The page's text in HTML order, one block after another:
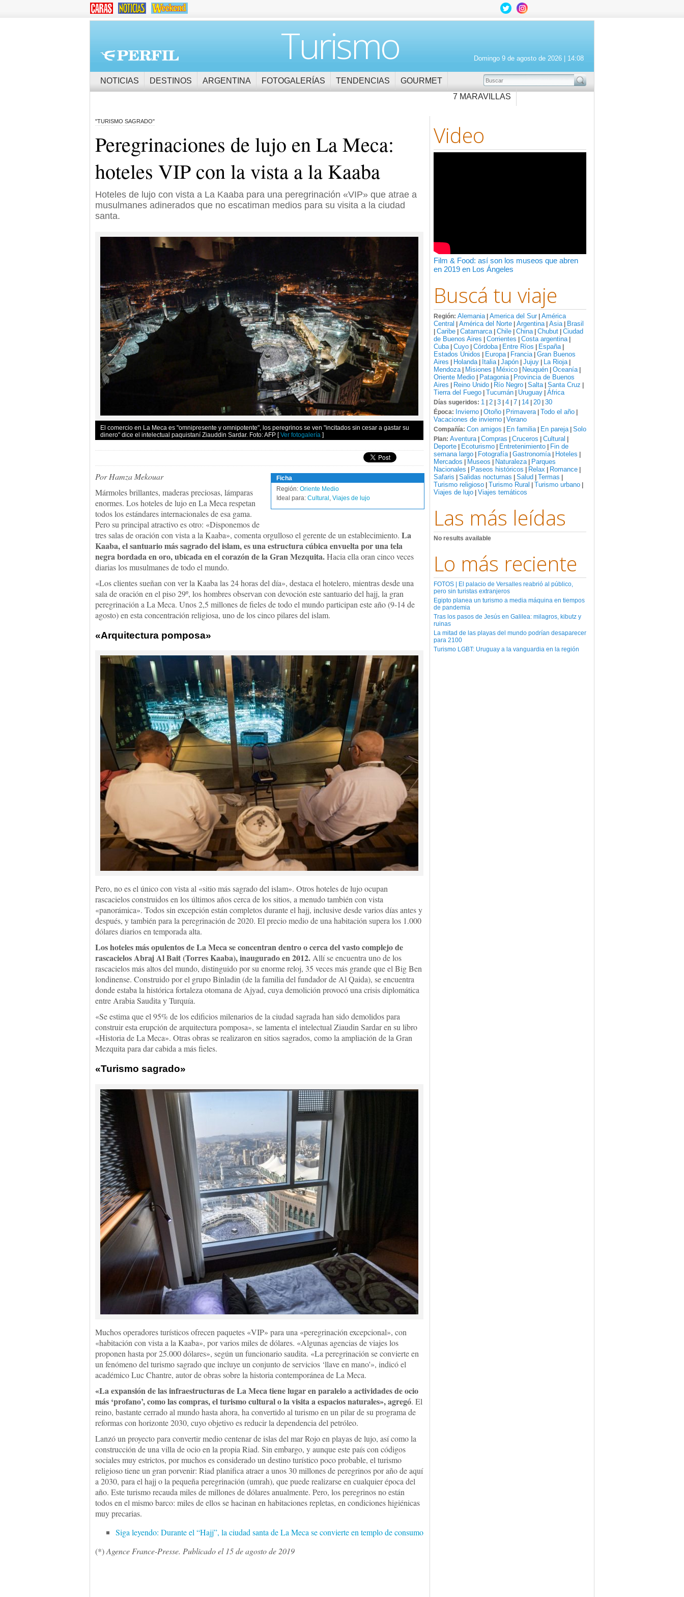
Domingo 9 de agosto de 2026 | 14:08
Turismo
BUSCAR
NOTICIAS DESTINOS ARGENTINA FOTOGALERÍAS TENDENCIAS
GOURMET
7 MARAVILLAS
Video
Film & Food: así son los museos que abren
en 2019 en Los Ángeles
Buscá tu viaje
Región: Alemania| America del Sur| América
Central
América del Norte Argentina| Asia| Brasil
Caribe Catamarca| Chile China| Chubut Ciudad
de Buenos Aires
Corrientes Costa argentina|
Cuba| Cuyo Córdoba| Entre Ríos España|
Estados Unidos Europa| Francia| Gran Buenos
Aires
Holanda| Italia| Japón Jujuy La Rioja|
Mendoza| Misiones México Neuquén Oceanía|
Oriente Medio Patagonia|
Provincia de Buenos
Aires
Reino Unido Río Negro Salta| Santa Cruz
Tierra del Fuego Tucumán Uruguay África
Días sugeridos: 1 2 3 4 7 14 20 30
Época: Invierno Otoño Primavera| Todo el año
Vacaciones de invierno Verano
Compañía: Con amigos En familia| En pareja| Solo
Plan: Aventura| Compras Cruceros Cultural
Deporte Ecoturismo Entretenimiento
Fin de
semana largo
Fotografía| Gastronomía| Hoteles
Mercados Museos Naturaleza|
Parques
Nacionales
Paseos históricos Relax Romance
Safaris Salidas nocturnas Salud Termas
Turismo religioso Turismo Rural Turismo urbano
Viajes de lujo Viajes temáticos
Las más leídas
No results available
Lo más reciente
FOTOS | El palacio de Versalles reabrió al público,
pero sin turistas extranjeros
Egipto planea un turismo a media máquina en tiempos
de pandemia
Tras los pasos de Jesús en Galilea: milagros, kibutz y
ruinas
La mitad de las playas del mundo podrían desaparecer
para 2100
Turismo LGBT: Uruguay a la vanguardia en la región
"TURISMO SAGRADO"
Peregrinaciones de lujo en La Meca:
hoteles VIP con la vista a la Kaaba
Hoteles de lujo con vista a La Kaaba para una peregrinación «VIP» que atrae a
musulmanes adinerados que no escatiman medios para su visita a la ciudad
santa.
El comercio en La Meca es "omnipresente y omnipotente", los peregrinos se ven "incitados sin cesar a gastar su
dinero" dice el intelectual paquistaní Ziauddin Sardar. Foto: AFP [Ver fotogalería ]
Ficha
Región: Oriente Medio
Ideal para: Cultural , Viajes de lujo
Por Hamza Mekouar
Mármoles brillantes, maderas preciosas, lámparas
enormes. Los hoteles de lujo en La Meca respetan
todos los estándares internacionales de esa gama.
Pero su principal atractivo es otro: «Disponemos de
tres salas de oración con vista a la Kaaba», comenta orgulloso el gerente de un establecimiento. La
Kaaba, el santuario más sagrado del islam, es una estructura cúbica envuelta por una tela
negra bordada en oro, ubicada en el corazón de la Gran Mezquita.Hacia ella oran cinco veces
diarias los musulmanes de todo el mundo.
«Los clientes sueñan con ver la Kaaba las 24 horas del día», destaca el hotelero, mientras desde una
sala de oración en el piso 29º, los hombres observan con devoción este santuario del hajj, la gran
peregrinación a La Meca. Unos 2,5 millones de fieles de todo el mundo participan este año (9-14 de
agosto) en esta concentración religiosa, uno de los cinco pilares del islam.
«Arquitectura pomposa»
Pero, no es el único con vista al «sitio más sagrado del islam». Otros hoteles de lujo ocupan
rascacielos construidos en los últimos años cerca de los sitios, a menudo también con vista
«panorámica». Todos sin excepción están completos durante el hajj, inclusive desde varios días antes y
después, y también para la peregrinación de 2020. El precio medio de una habitación supera los 1.000
dólares diarios en temporada alta.
Los hoteles más opulentos de La Meca se concentran dentro o cerca del vasto complejo de
rascacielos Abraj Al Bait (Torres Kaaba), inaugurado en 2012.Allí se encuentra uno de los
rascacielos más altos del mundo, distinguido por su enorme reloj, 35 veces más grande que el Big Ben
londinense. Construido por el grupo Binladin (de la familia del fundador de Al Qaida), se encuentra
donde estaba la histórica fortaleza otomana de Ajyad, cuya demolición provocó una crisis diplomática
entre Arabia Saudita y Turquía.
«Se estima que el 95% de los edificios milenarios de la ciudad sagrada han sido demolidos para
construir esta erupción de arquitectura pomposa», se lamenta el intelectual Ziaudin Sardar en su libro
«Historia de La Meca». Otras obras se realizaron en sitios sagrados, como la ampliación de la Gran
Mezquita para dar cabida a más fieles.
«Turismo sagrado»
Muchos operadores turísticos ofrecen paquetes «VIP» para una «peregrinación excepcional», con
«habitación con vista a la Kaaba», por varios miles de dólares. «Algunas agencias de viajes los
proponen hasta por 25.000 dólares», según un funcionario saudita. «La peregrinación se convierte en
un fenómeno del turismo sagrado que incluye un conjunto de servicios ‘llave en mano'», indicó el
académico Luc Chantre, autor de obras sobre la historia contemporánea de La Meca.
«La expansión de las infraestructuras de La Meca tiene lugar en paralelo a actividades de ocio
más ‘profano’, como las compras, el turismo cultural o la visita a espacios naturales», agregó. El
reino, bastante cerrado al mundo hasta ahora, ha convertido al turismo en un pilar de su programa de
reformas con horizonte 2030, cuyo objetivo es reducir la dependencia del petróleo.
Lanzó un proyecto para convertir medio centenar de islas del mar Rojo en playas de lujo, así como la
construcción de una villa de ocio en la propia Riad. Sin embargo, y aunque este país con códigos
sociales muy estrictos, por muchos es considerado un destino turístico poco probable, el turismo
religioso tiene un gran porvenir: Riad planifica atraer a unos 30 millones de peregrinos por año de aquí
a 2030, para el hajj o la pequeña peregrinación (umrah), que puede realizarse en cualquier época del
año. Este turismo recauda miles de millones de dólares anualmente. Pero, los peregrinos no están
todos en el mismo barco: miles de ellos se hacinan en habitaciones repletas, en condiciones higiénicas
muy precarias.
Siga leyendo: Durante el “Hajj”, la ciudad santa de La Meca se convierte en templo de consumo
(*)Agence France-Presse. Publicado el 15 de agosto de 2019